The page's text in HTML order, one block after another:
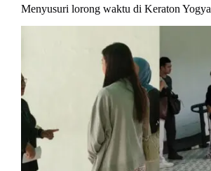
Menyusuri lorong waktu di Keraton Yogya